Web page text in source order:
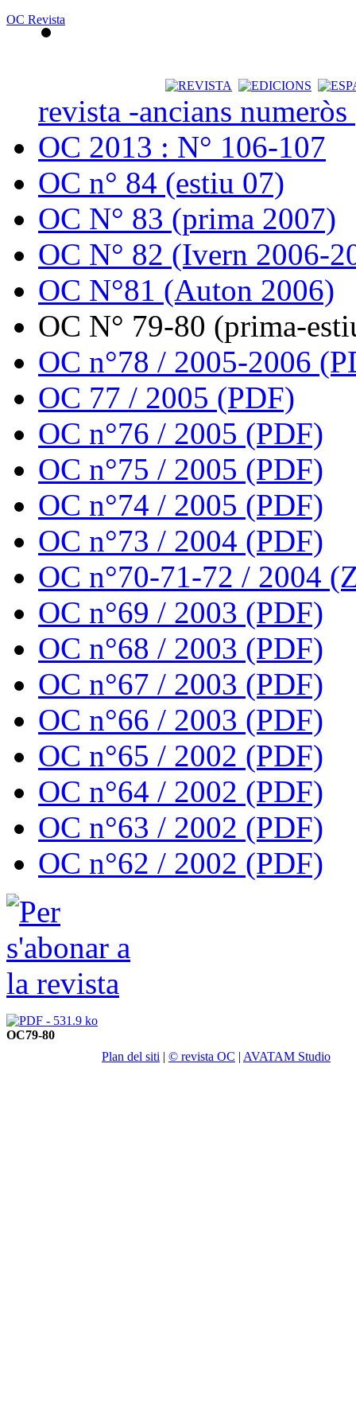
OC Revista
revista -ancians
OC 2013 : N° 106-107
OC n° 84 (estiu 07)
OC N° 83 (prima 2007)
OC N° 82 (Ivern 2006-
OC N°81 (Auton 2006)
OC N° 79-80 (prima-
OC n°78 / 2005-2006
OC 77 / 2005 (PDF)
OC n°76 / 2005 (PDF)
OC n°75 / 2005 (PDF)
OC n°74 / 2005 (PDF)
OC n°73 / 2004 (PDF)
OC n°70-71-72 / 2004
OC n°69 / 2003 (PDF)
OC n°68 / 2003 (PDF)
OC n°67 / 2003 (PDF)
OC n°66 / 2003 (PDF)
OC n°65 / 2002 (PDF)
OC n°64 / 2002 (PDF)
OC n°63 / 2002 (PDF)
OC n°62 / 2002 (PDF)
OC79-80
Plan del siti | © revista OC | AVATAM Studio